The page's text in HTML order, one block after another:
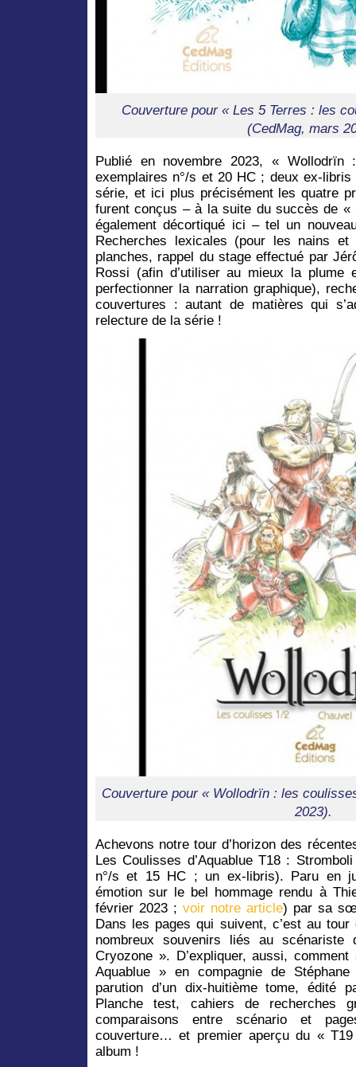
Couverture pour « Les 5 Terres : les
(CedMag, mars
Publié en novembre 2023, «
exemplaires n°/s et 20 HC ; deux ex-
série, et ici plus précisément les quatre
furent conçus – à la suite du succès de «
également décortiqué ici – tel un
Recherches lexicales (pour les nains et
planches, rappel du stage effectué par
Rossi (afin d’utiliser au mieux la plume
perfectionner la narration graphique),
couvertures : autant de matières qui
relecture de la série !
Couverture pour « Wollodrïn : les
2023).
Achevons notre tour d’horizon des
Les Coulisses d’Aquablue T18 :
n°/s et 15 HC ; un ex-libris). Paru en
émotion sur le bel hommage rendu à
février 2023 ; voir notre article) par sa
Dans les pages qui suivent, c’est au
nombreux souvenirs liés au
Cryozone ». D’expliquer, aussi,
Aquablue » en compagnie de
parution d’un dix-huitième tome, édité
Planche test, cahiers de recherches
comparaisons entre scénario et
couverture… et premier aperçu du «
album !